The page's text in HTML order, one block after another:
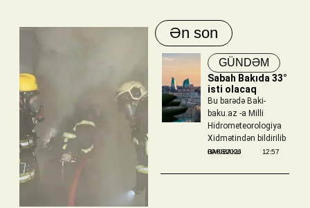
Ən son
GÜNDƏM
Sabah Bakıda 33°
isti olacaq
Bu barədə Baki-
baku.az -a Milli
Hidrometeorologiya
Xidmətindən bildirilib
BAKIBAKU
09/08/2026 12:57